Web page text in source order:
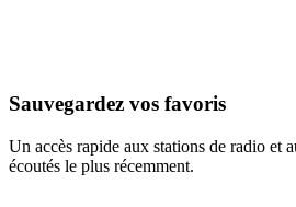
Sauvegardez vos favoris
Un accès rapide aux stations de radio et
écoutés le plus récemment.